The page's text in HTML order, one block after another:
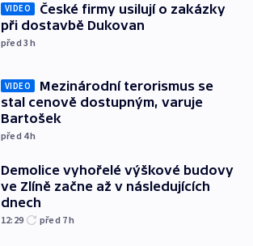
VIDEO
České firmy usilují o zakázky
při dostavbě Dukovan
před 3h
VIDEO
Mezinárodní terorismus se
stal cenově dostupným, varuje
Bartošek
před 4h
Demolice vyhořelé výškové budovy
ve Zlíně začne až v následujících
dnech
12:29 před 7h